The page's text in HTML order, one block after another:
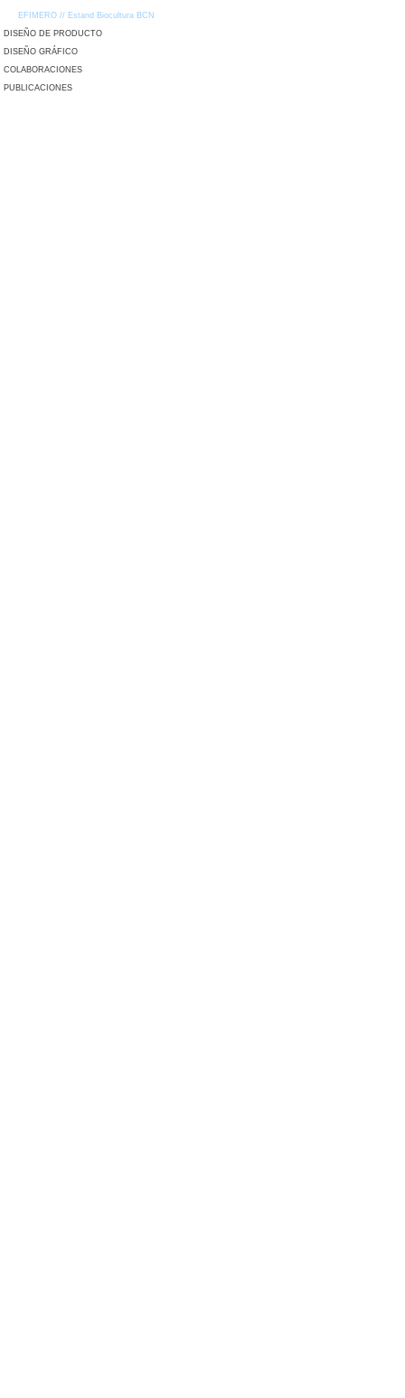
EFIMERO // Estand Biocultura BCN
DISEÑO DE PRODUCTO
DISEÑO GRÁFICO
COLABORACIONES
PUBLICACIONES